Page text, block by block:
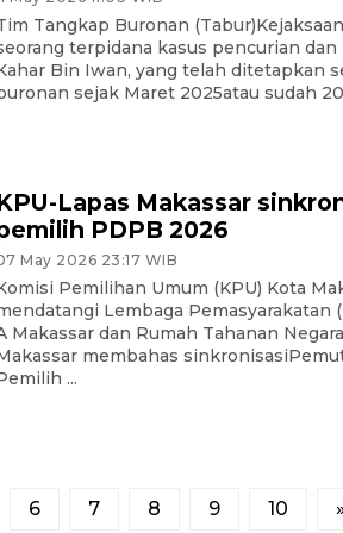
Tangkap Buronan
terpidana kasus pencurian dan
Bin Iwan, yang telah ditetapkan
sejak Maret 2025atau sudah 20
Lapas Makassar
PDPB 2026
May 2026 23:17 WIB
Pemilihan Umum (KPU) Kota
Lembaga Pemasyarakatan
Makassar dan Rumah Tahanan
membahas
...
6 7 8 9 10 »
Yogyakarta
02 April 2026 12:51 WIB